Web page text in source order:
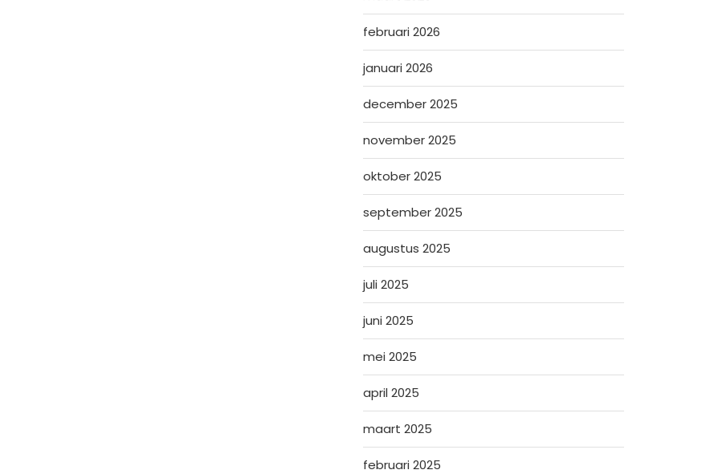
februari 2026
januari 2026
december 2025
november 2025
oktober 2025
september 2025
augustus 2025
juli 2025
juni 2025
mei 2025
april 2025
maart 2025
februari 2025